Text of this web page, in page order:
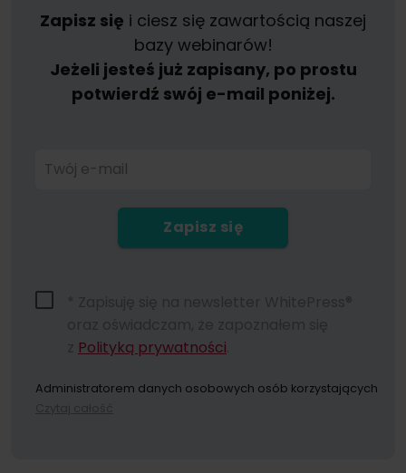
Zapisz się i ciesz się zawartością naszej
bazy webinarów!
Jeżeli jesteś już zapisany, po prostu
potwierdź swój e-mail poniżej.
Twój e-mail
Zapisz się
Polityką prywatności
Administratorem danych osobowych osób korzystających ze